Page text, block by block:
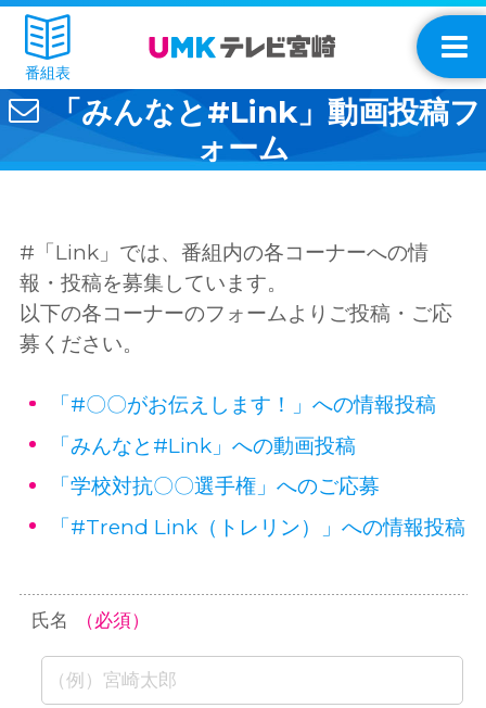
番組表
「みんなと#Link」動画投稿フ
ォーム
#「Link」では、番組内の各コーナーへの情
報・投稿を募集しています。
以下の各コーナーのフォームよりご投稿・ご応
募ください。
「#〇〇がお伝えします！」への情報投稿
「みんなと#Link」への動画投稿
「学校対抗〇〇選手権」へのご応募
「#Trend Link（トレリン）」への情報投稿
氏名 （必須）